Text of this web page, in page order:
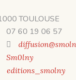
TOULOUSE
07 60 19 06 57
Sm0lny
editions_smolny